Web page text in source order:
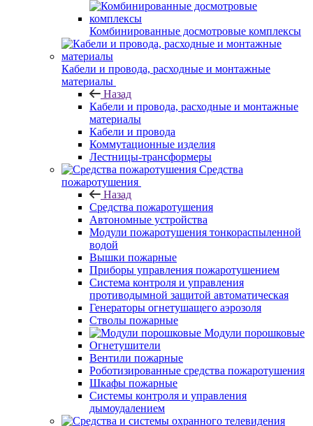
Комбинированные досмотровые комплексы
Кабели и провода, расходные и монтажные
материалы
Назад
Кабели и провода, расходные и монтажные
материалы
Кабели и провода
Коммутационные изделия
Лестницы-трансформеры
Средства
пожаротушения
Назад
Средства пожаротушения
Автономные устройства
Модули пожаротушения тонкораспыленной
водой
Вышки пожарные
Приборы управления пожаротушением
Система контроля и управления
противодымной защитой автоматическая
Генераторы огнетушащего аэрозоля
Стволы пожарные
Модули порошковые
Огнетушители
Вентили пожарные
Роботизированные средства пожаротушения
Шкафы пожарные
Системы контроля и управления
дымоудалением